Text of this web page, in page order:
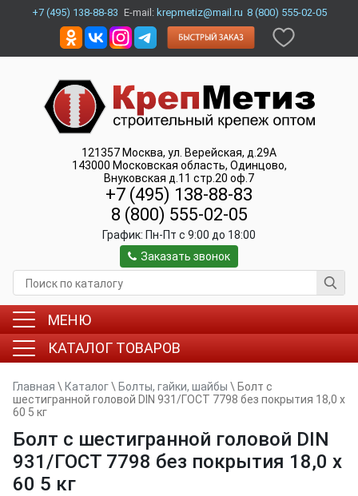
+7 (495) 138-88-83 E-mail: krepmetiz@mail.ru 8 (800) 555-02-05
121357 Москва, ул. Верейская, д.29А
143000 Московская область, Одинцово,
Внуковская д.11 стр.20 оф.7
+7 (495) 138-88-83
8 (800) 555-02-05
График: Пн-Пт c 9:00 до 18:00
Заказать звонок
МЕНЮ
КАТАЛОГ ТОВАРОВ
Главная \ Каталог\ Болты, гайки, шайбы \ Болт с
шестигранной головой DIN 931/ГОСТ 7798 без покрытия 18,0 x
60 5 кг
Болт с шестигранной головой DIN
931/ГОСТ 7798 без покрытия 18,0 x
60 5 кг